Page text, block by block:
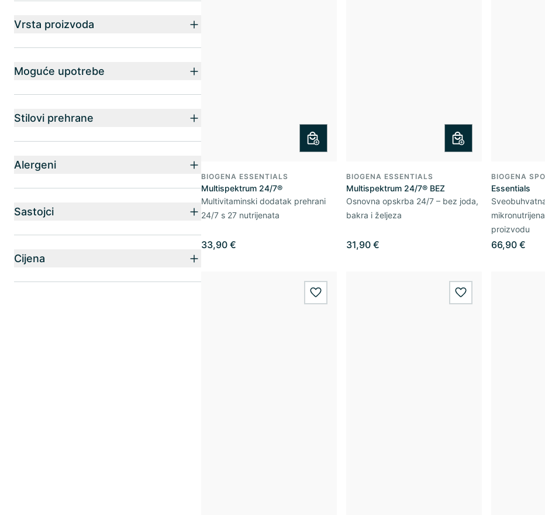
BIOGENA ESSENTIALS
Multispektrum 24/7®
Multivitaminski dodatak prehrani
24/7 s 27 nutrijenata
33,90 €
BIOGENA ESSENTIALS
Multispektrum 24/7® BEZ
Osnovna opskrba 24/7 – bez joda,
bakra i željeza
31,90 €
BIOGENA
Essentials
proizvodu
66,90 €
wishlist.add wishlist.add
Vrsta proizvoda
Moguće upotrebe
Stilovi prehrane
Alergeni
Sastojci
Cijena